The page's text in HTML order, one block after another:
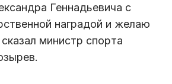
Геннадьевича с
наградой и желаю
министр спорта